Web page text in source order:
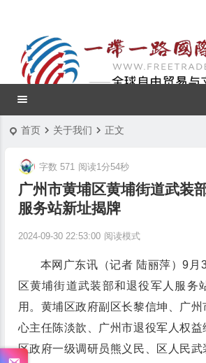
首页 关于我们 正文
广州市黄埔区黄埔街道武装
服务站新址揭牌
2024-09-30 22:53:00
字数 571 阅读1分54秒
阅读模式
本网广东讯（记者 陆丽萍）9月
区黄埔街道武装部和退役军人服务
用。黄埔区政府副区长黎信坤、广州
心主任陈淡歆、广州市退役军人权益
区政府一级调研员熊义民、区人民武